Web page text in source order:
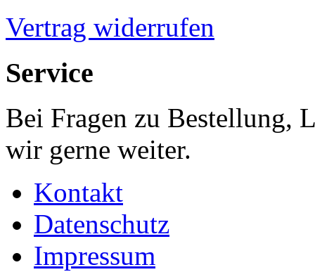
Vertrag widerrufen
Service
Bei Fragen zu Bestellung,
wir gerne weiter.
Kontakt
Datenschutz
Impressum